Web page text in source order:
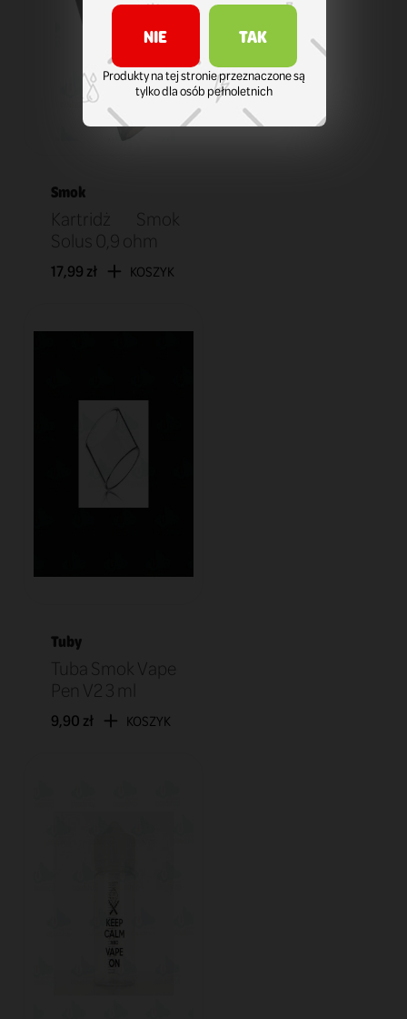
Smok
Kartridż Smok
Solus 0,9 ohm
17,99 zł KOSZYK
Tuby
Tuba Smok Vape
Pen V2 3 ml
9,90 zł KOSZYK
NIE TAK
Produkty na tej stronie przeznaczone są
tylko dla osób pełnoletnich